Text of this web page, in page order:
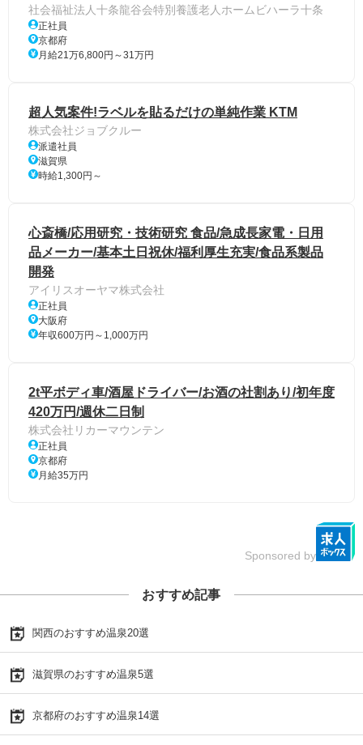
社会福祉法人十条龍谷会特別養護老人ホームビハーラ十条
正社員
京都府
月給21万6,800円～31万円
超人気案件!ラベルを貼るだけの単純作業 KTM
株式会社ジョブクルー
派遣社員
滋賀県
時給1,300円～
心斎橋/応用研究・技術研究 食品/急成長家電・日用
品メーカー/基本土日祝休/福利厚生充実/食品系製品
開発
アイリスオーヤマ株式会社
正社員
大阪府
年収600万円～1,000万円
2t平ボディ車/酒屋ドライバー/お酒の社割あり/初年度
420万円/週休二日制
株式会社リカーマウンテン
正社員
京都府
月給35万円
Sponsored by
おすすめ記事
関西のおすすめ温泉20選
滋賀県のおすすめ温泉5選
京都府のおすすめ温泉14選